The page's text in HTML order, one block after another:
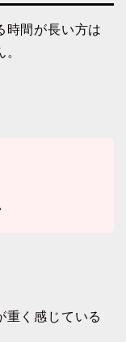
時間が長い方は
重く感じている